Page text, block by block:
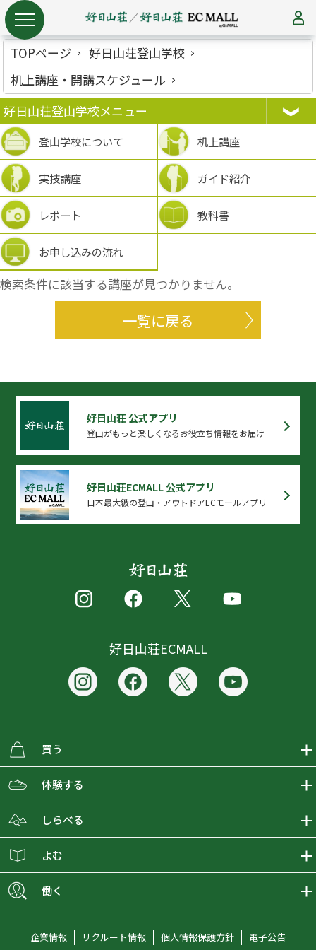
TOPページ
好日山荘登山学校
机上講座・開講スケジュール
好日山荘登山学校メニュー
登山学校について 机上講座
実技講座 ガイド紹介
レポート 教科書
お申し込みの流れ
検索条件に該当する講座が見つかりません。
一覧に戻る
好日山荘 公式アプリ
登山がもっと楽しくなるお役立ち情報をお届け
好日山荘ECMALL 公式アプリ
日本最大級の登山・アウトドアECモールアプリ
好日山荘ECMALL
買う
ECMALLの商品をさがす
取り扱いブランド一覧
ショップブログ
会員募集
体験する
おとな女子登山部
グラビティリサーチ
しらべる
登山レポート
オンラインコンシェルジュ
よむ
働く
企業情報 リクルート情報 個人情報保護方針 電子公告